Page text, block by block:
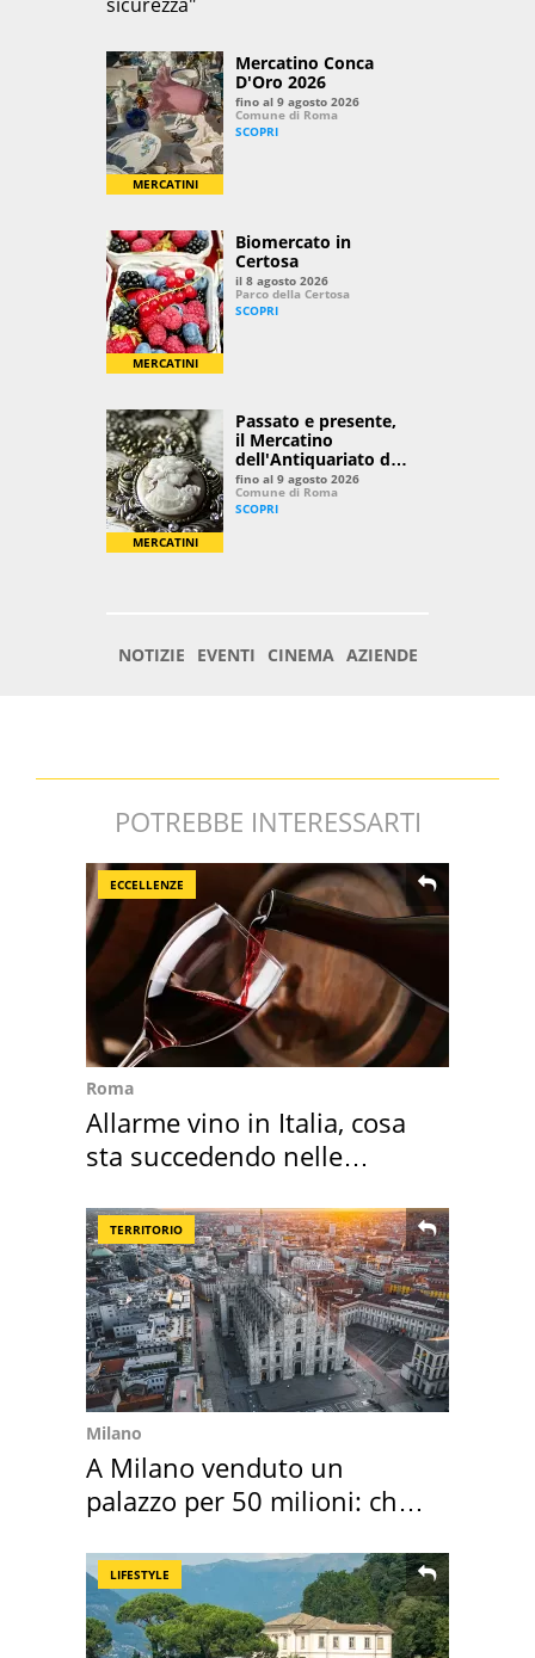
POTREBBE INTERESSARTI
ECCELLENZE
Roma
Allarme vino in Italia, cosa
sta succedendo nelle
TERRITORIO
Milano
A Milano venduto un
palazzo per 50 milioni: chi
LIFESTYLE